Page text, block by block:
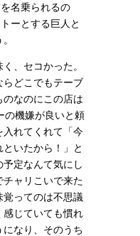
名乗られるの
ーとする巨人と
、セコかった。
らどこでもテーブ
のなのにこの店は
の機嫌が良いと頼
入れてくれて「今
いたから！」と
定なんて気にし
ャリこいで来た
ってのは不思議
感じていても慣れ
なり、そのうち